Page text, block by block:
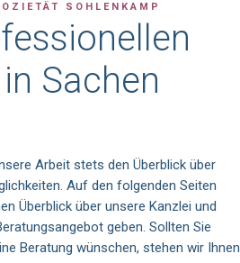
SOHLENKAMP
Sachen
Arbeit stets den Überblick über
Auf den folgenden Seiten
Überblick über unsere Kanzlei und
geben. Sollten Sie
Beratung wünschen, stehen wir Ihnen